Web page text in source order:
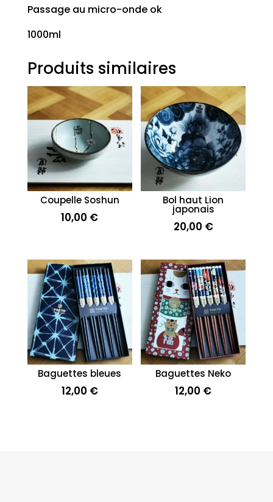
Passage au micro-onde ok
1000ml
Produits similaires
Coupelle Soshun
10,00 €
Bol haut Lion
japonais
20,00 €
Baguettes bleues
12,00 €
Baguettes Neko
12,00 €